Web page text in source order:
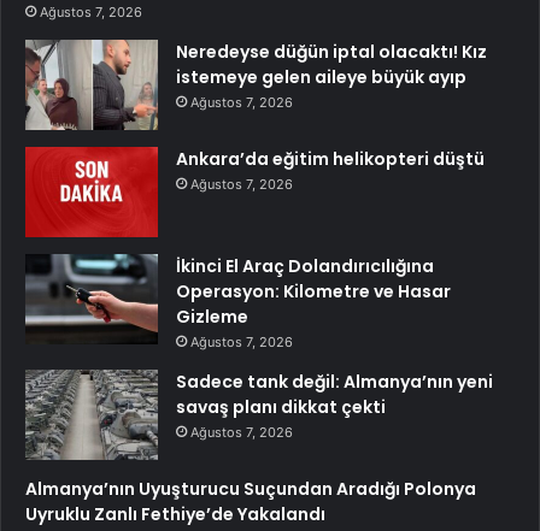
Ağustos 7, 2026
Neredeyse düğün iptal olacaktı! Kız
istemeye gelen aileye büyük ayıp
Ağustos 7, 2026
Ankara’da eğitim helikopteri düştü
Ağustos 7, 2026
İkinci El Araç Dolandırıcılığına
Operasyon: Kilometre ve Hasar
Gizleme
Ağustos 7, 2026
Sadece tank değil: Almanya’nın yeni
savaş planı dikkat çekti
Ağustos 7, 2026
Almanya’nın Uyuşturucu Suçundan Aradığı Polonya
Uyruklu Zanlı Fethiye’de Yakalandı